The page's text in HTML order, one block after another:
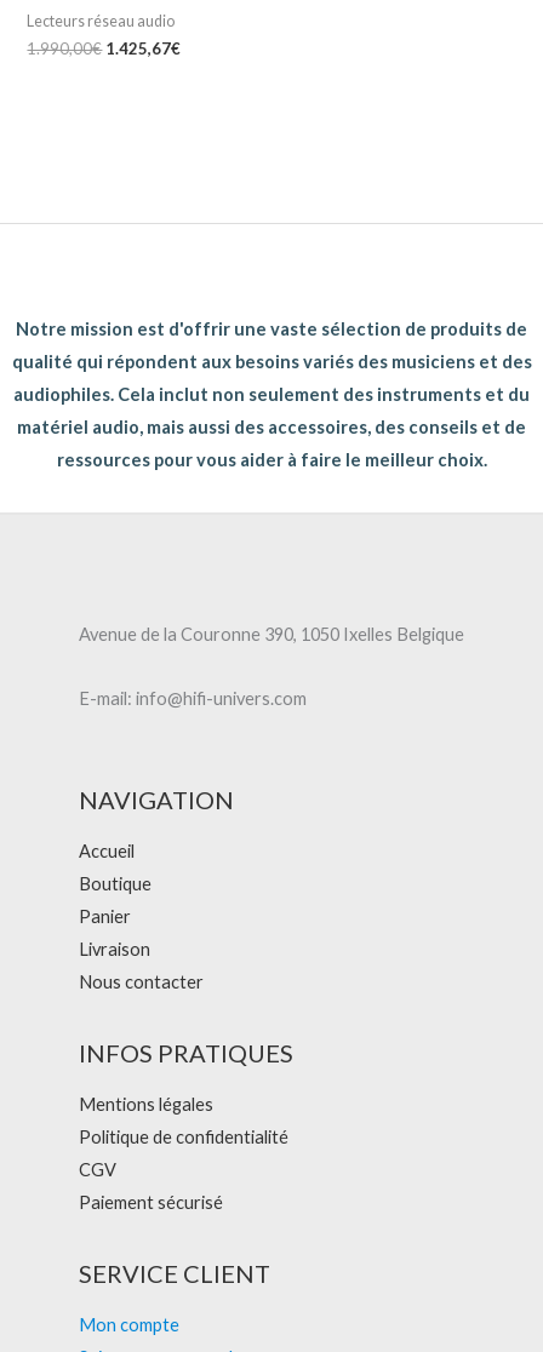
Lecteurs réseau audio
1.990,00€ 1.425,67€
Notre mission est d'offrir une vaste sélection de produits de
qualité qui répondent aux besoins variés des musiciens et des
audiophiles. Cela inclut non seulement des instruments et du
matériel audio, mais aussi des accessoires, des conseils et de
ressources pour vous aider à faire le meilleur choix.
Avenue de la Couronne 390, 1050 Ixelles Belgique
E-mail: info@hifi-univers.com
NAVIGATION
Accueil
Boutique
Panier
Livraison
Nous contacter
INFOS PRATIQUES
Mentions légales
Politique de confidentialité
CGV
Paiement sécurisé
SERVICE CLIENT
Mon compte